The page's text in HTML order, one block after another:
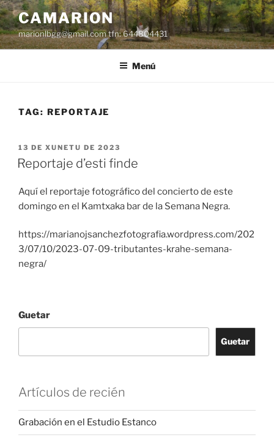
Dir
al
conteníu
CAMARION
marionlbgg@gmail.com tfn: 644804431
Menú
TAG: REPORTAJE
ESPUBLIZÁU
EN
13 DE XUNETU DE 2023
Reportaje d’esti finde
Aquí el reportaje fotográfico del concierto de este
domingo en el Kamtxaka bar de la Semana Negra.
https://marianojsanchezfotografia.wordpress.com/202
3/07/10/2023-07-09-tributantes-krahe-semana-
negra/
Guetar
Guetar
Artículos de recién
Grabación en el Estudio Estanco